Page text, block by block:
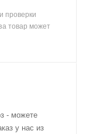
проверки
товар может
- можете
у нас из